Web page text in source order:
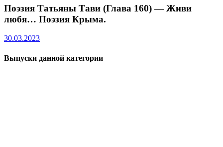
Поэзия Татьяны Тави (Глава 160) — Живи
любя… Поэзия Крыма.
30.03.2023
Выпуски данной категории